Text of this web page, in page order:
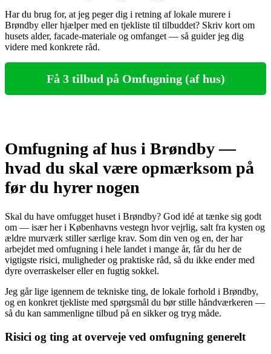
Har du brug for, at jeg peger dig i retning af lokale murere i
Brøndby eller hjælper med en tjekliste til tilbuddet? Skriv kort om
husets alder, facade‑materiale og omfanget — så guider jeg dig
videre med konkrete råd.
Få 3 tilbud på Omfugning (af hus)
Omfugning af hus i Brøndby —
hvad du skal være opmærksom på
før du hyrer nogen
Skal du have omfugget huset i Brøndby? God idé at tænke sig godt
om — især her i Københavns vestegn hvor vejrlig, salt fra kysten og
ældre murværk stiller særlige krav. Som din ven og en, der har
arbejdet med omfugning i hele landet i mange år, får du her de
vigtigste risici, muligheder og praktiske råd, så du ikke ender med
dyre overraskelser eller en fugtig sokkel.
Jeg går lige igennem de tekniske ting, de lokale forhold i Brøndby,
og en konkret tjekliste med spørgsmål du bør stille håndværkeren —
så du kan sammenligne tilbud på en sikker og tryg måde.
Risici og ting at overveje ved omfugning generelt